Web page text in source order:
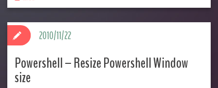
Powershell – Resize Powershell Window
size
2010/11/22